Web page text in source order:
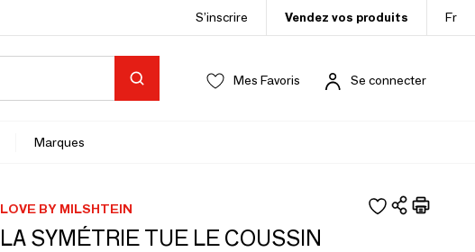
S’inscrire Vendez vos produits Fr
Mes Favoris Se connecter
Marques
LOVE BY MILSHTEIN
LA SYMÉTRIE TUE LE COUSSIN